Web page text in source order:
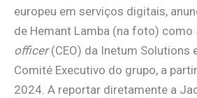
europeu em serviços digitais,
de Hemant Lamba (na foto) como
officer(CEO) da Inetum Solutions
Comité Executivo do grupo, a
2024. A reportar diretamente a